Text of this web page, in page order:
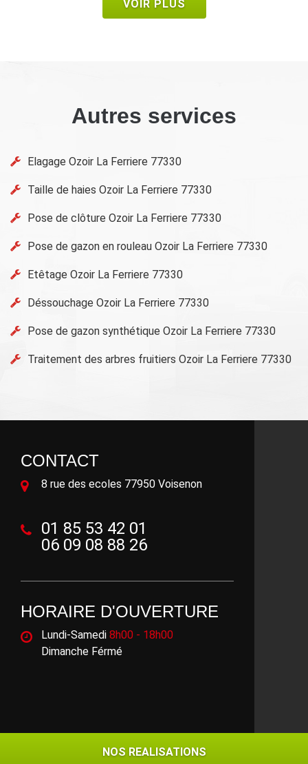
NOS REALISATIONS
NOS REALISATIONS
VOIR PLUS
Autres services
Elagage Ozoir La Ferriere 77330
Taille de haies Ozoir La Ferriere 77330
Pose de clôture Ozoir La Ferriere 77330
Pose de gazon en rouleau Ozoir La Ferriere 77330
Etêtage Ozoir La Ferriere 77330
Déssouchage Ozoir La Ferriere 77330
Pose de gazon synthétique Ozoir La Ferriere 77330
Traitement des arbres fruitiers Ozoir La Ferriere 77330
CONTACT
8 rue des ecoles 77950 Voisenon
01 85 53 42 01
06 09 08 88 26
HORAIRE D'OUVERTURE
Lundi-Samedi 8h00 - 18h00
Dimanche Férmé
©2018 - 2026 Tout droit réservé -Mentions légales